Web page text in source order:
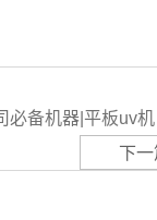
必备机器|平板uv机
下